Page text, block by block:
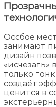
Особое
занимают
дизайн
«исчезать»
только
создаёт
ценится в